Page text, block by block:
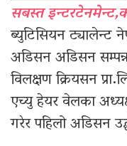
सबस्त
ब्युटिसियन ट्यालेन्ट
अडिसन अडिसन
विलक्षण क्रियसन
एच्यु हेयर वेलका
गरेर पहिलो अडिसन